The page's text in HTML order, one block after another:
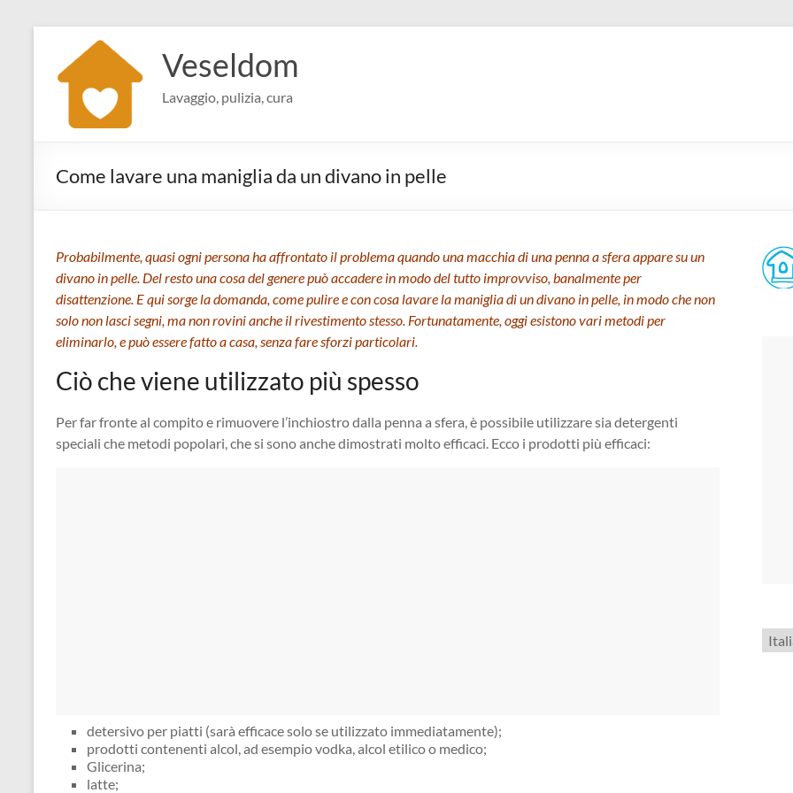
contenuto
Veseldom
Lavaggio, pulizia, cura
Come lavare una maniglia da un divano in pelle
Probabilmente, quasi ogni persona ha affrontato il problema quando una macchia di una penna a sfera appare su un
divano in pelle. Del resto una cosa del genere può accadere in modo del tutto improvviso, banalmente per
disattenzione. E qui sorge la domanda, come pulire e con cosa lavare la maniglia di un divano in pelle, in modo che non
solo non lasci segni, ma non rovini anche il rivestimento stesso. Fortunatamente, oggi esistono vari metodi per
eliminarlo, e può essere fatto a casa, senza fare sforzi particolari.
Ciò che viene utilizzato più spesso
Per far fronte al compito e rimuovere l’inchiostro dalla penna a sfera, è possibile utilizzare sia detergenti
speciali che metodi popolari, che si sono anche dimostrati molto efficaci. Ecco i prodotti più efficaci:
detersivo per piatti (sarà efficace solo se utilizzato immediatamente);
prodotti contenenti alcol, ad esempio vodka, alcol etilico o medico;
Glicerina;
latte;
una